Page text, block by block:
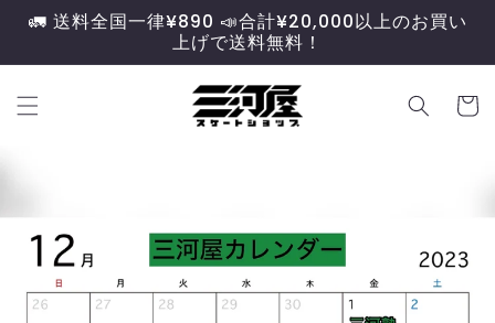
ンツに
🚛 送料全国一律¥890 📣合計¥20,000以上のお買い
上げで送料無料！
ー